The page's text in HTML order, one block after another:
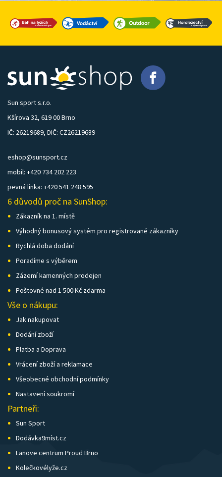
Sun sport s.r.o.
Kšírova 32, 619 00 Brno
IČ: 26219689, DIČ: CZ26219689
eshop@sunsport.cz
mobil: +420 734 202 223
pevná linka: +420 541 248 595
6 důvodů proč na SunShop:
Zákazník na 1. místě
Výhodný bonusový systém pro registrované zákazníky
Rychlá doba dodání
Poradíme s výběrem
Zázemí kamenných prodejen
Poštovné nad 1 500 Kč zdarma
Vše o nákupu:
Jak nakupovat
Dodání zboží
Platba a Doprava
Vrácení zboží a reklamace
Všeobecné obchodní podmínky
Nastavení soukromí
Partneři:
Sun Sport
Dodávka9míst.cz
Lanove centrum Proud Brno
Kolečkovélyže.cz